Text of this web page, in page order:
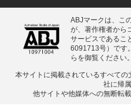
ABJマークは、こ
が、著作権者から
サービスであるこ
6091713号）です
らを御覧ください。
本サイトに掲載されているすべて
社に帰
他サイトや他媒体への無断転